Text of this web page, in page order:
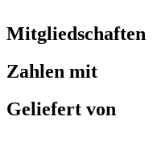
Mitgliedschaften
Zahlen mit
Geliefert von